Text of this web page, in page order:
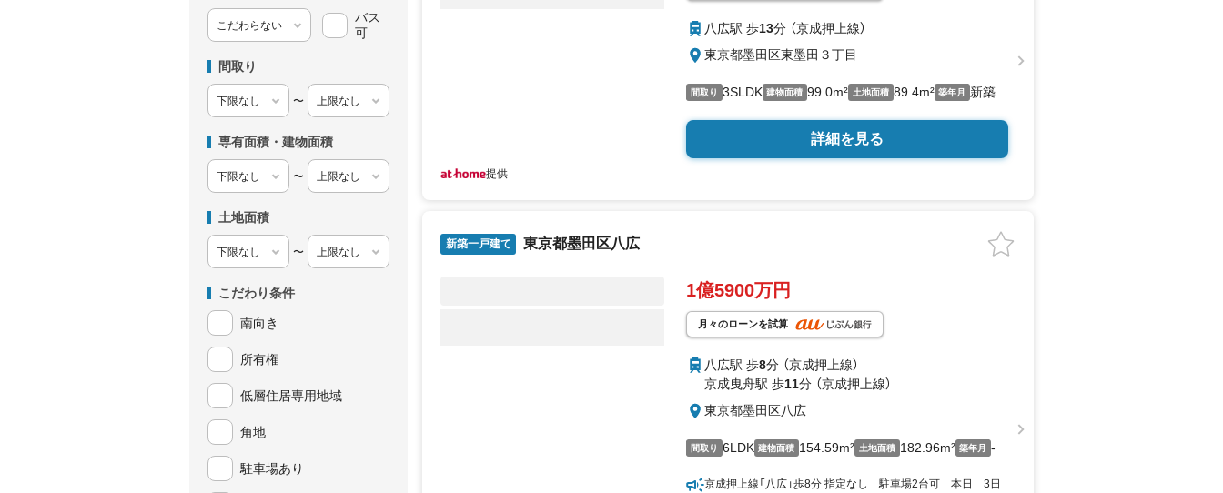
バス
可
間取り
〜
専有面積・建物面積
〜
土地面積
〜
こだわり条件
南向き
所有権
低層住居専用地域
角地
駐車場あり
八広駅 歩13分 （京成押上線）
東京都墨田区東墨田３丁目
間取り 3SLDK 建物面積 99.0m² 土地面積 89.4m² 築年月 新築
詳細を見る
提供
新築一戸建て 東京都墨田区八広
1億5900万円
月々のローンを試算
八広駅 歩8分 （京成押上線）
京成曳舟駅 歩11分 （京成押上線）
東京都墨田区八広
間取り 6LDK 建物面積 154.59m² 土地面積 182.96m² 築年月 -
京成押上線「八広」歩8分 指定なし 駐車場2台可 本日 3日